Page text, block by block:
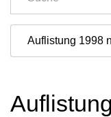
Auflistung 1998